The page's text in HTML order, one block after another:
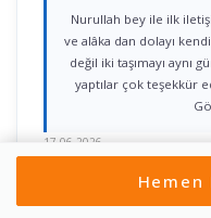
Nurullah bey ile ilk
ve alâka dan dolayı
değil iki taşımayı aynı
yaptılar çok teşekkür
17.06.2026